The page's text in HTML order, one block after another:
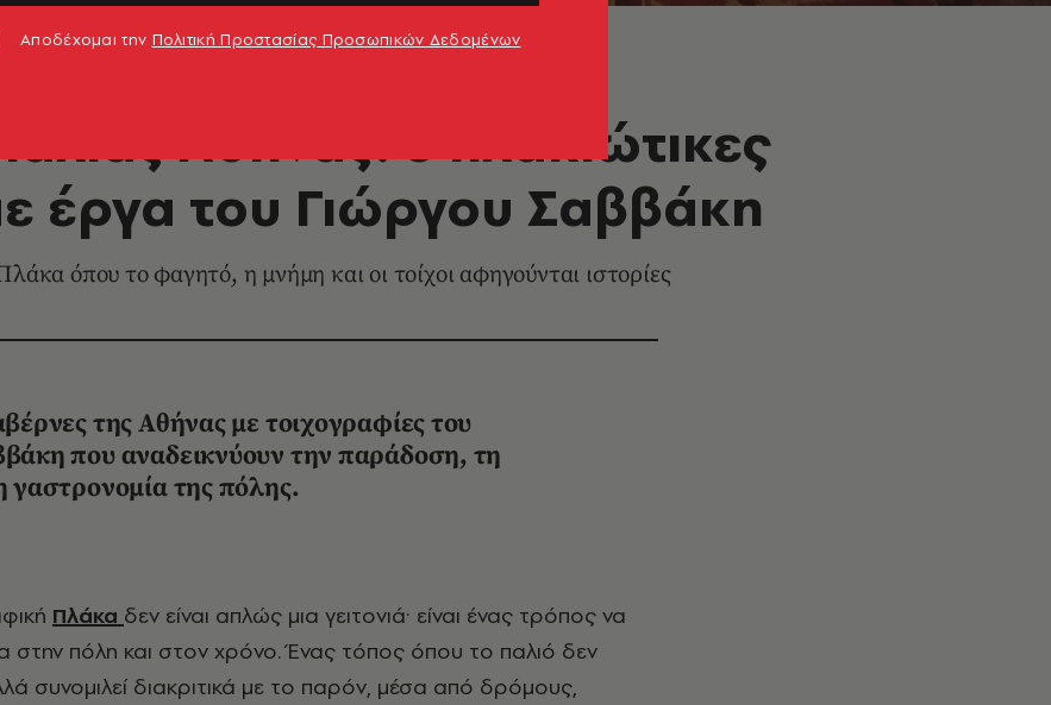
Αθήνας: 5 πλακιώτικες
έργα του Γιώργου Σαββάκη
όπου το φαγητό, η μνήμη και οι τοίχοι αφηγούνται ιστορίες
της Αθήνας με τοιχογραφίες του
που αναδεικνύουν την παράδοση, τη
γαστρονομία της πόλης.
Πλάκα δεν είναι απλώς μια γειτονιά· είναι ένας τρόπος να
στην πόλη και στον χρόνο. Ένας τόπος όπου το παλιό δεν
συνομιλεί διακριτικά με το παρόν, μέσα από δρόμους,
Αποδέχομαι την Πολιτική Προστασίας Προσωπικών Δεδομένων